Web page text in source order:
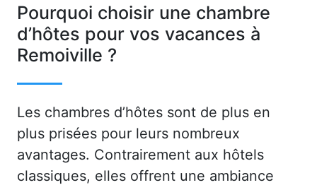
Pourquoi choisir une chambre
d’hôtes pour vos vacances à
Remoiville ?
Les chambres d’hôtes sont de plus en
plus prisées pour leurs nombreux
avantages. Contrairement aux hôtels
classiques, elles offrent une ambiance